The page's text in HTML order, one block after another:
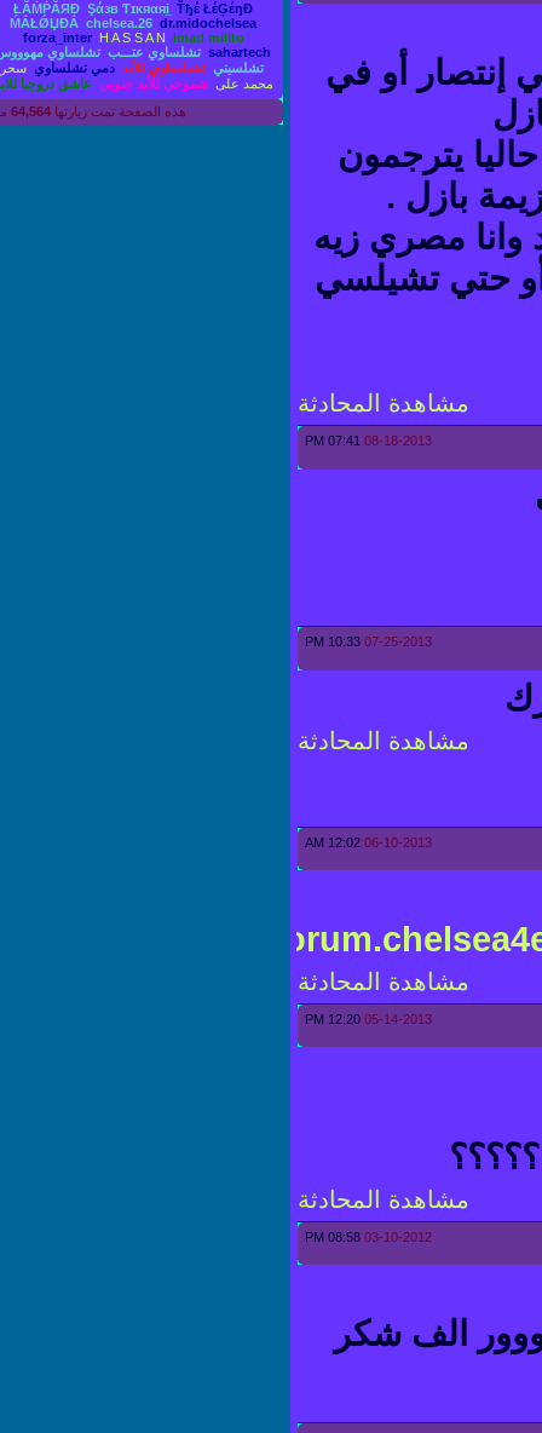
أو في
يترجمون
بازل .
وانا مصري زيه
حتي تشيلسي
مشاهدة المحادثة
08-18-2013
07:41 PM
07-25-2013
10:33 PM
مشاهدة المحادثة
06-10-2013
12:02 AM
http://
مشاهدة المحادثة
05-14-2013
12:20 PM
مشاهدة المحادثة
03-10-2012
08:58 PM
الف شكر
ŁĂṀṖĂЯĐ Şάзв Ƭɪκяαяi̲
Ťђέ ŁέĢέŋĐ
ḾẮŁǾЏĐẮ chelsea.26 dr.midochelsea
forza_inter H A S S A N imad milito
sahartech تشلساوي عتـــب تشلساوي مهوووس
تشلسيني تشيلساوي للأبد دمي تشلساوي سحر
محمد على
شموخي للأبد جنوبي عاشق دروجبا للابد
هذه الصفحة تمت زيارتها64,564مرة